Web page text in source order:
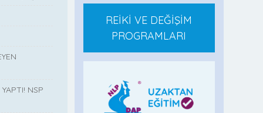
NSP
REİKİ VE DEĞİŞİM
PROGRAMLARI